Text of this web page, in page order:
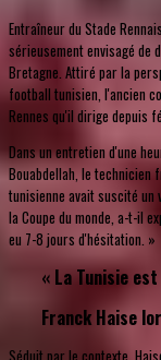
Entraîneur du Stade
sérieusement envisagé de
Bretagne. Attiré par la
football tunisien, l'ancien
Rennes qu'il dirige depuis
Dans un entretien d'une
Bouabdellah, le technicien
tunisienne avait suscité
la Coupe du monde, a-t-il
eu 7-8 jours d'hésitation. »
« La Tunisie
Franck Haise